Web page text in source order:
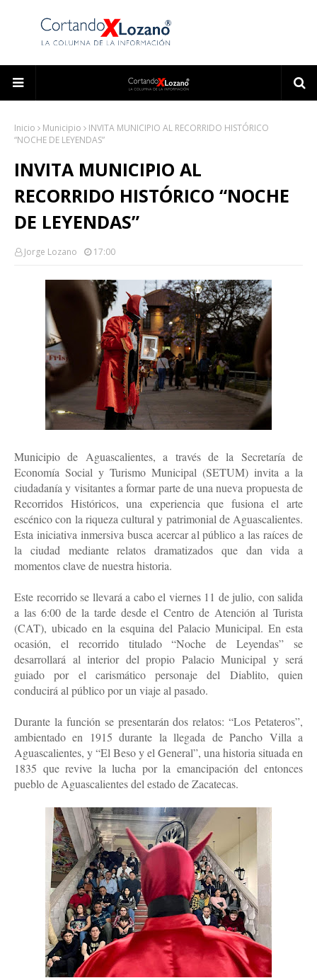
Inicio Municipio
INVITA MUNICIPIO AL RECORRIDO HISTÓRICO
“NOCHE DE LEYENDAS”
INVITA MUNICIPIO AL
RECORRIDO HISTÓRICO “NOCHE
DE LEYENDAS”
Jorge Lozano 17:00
Municipio de Aguascalientes, a través de la Secretaría de
Economía Social y Turismo Municipal (SETUM) invita a la
ciudadanía y visitantes a formar parte de una nueva propuesta de
Recorridos Históricos, una experiencia que fusiona el arte
escénico con la riqueza cultural y patrimonial de Aguascalientes.
Esta iniciativa inmersiva busca acercar al público a las raíces de
la ciudad mediante relatos dramatizados que dan vida a
momentos clave de nuestra historia.
Este recorrido se llevará a cabo el viernes 11 de julio, con salida
a las 6:00 de la tarde desde el Centro de Atención al Turista
(CAT), ubicado en la esquina del Palacio Municipal. En esta
ocasión, el recorrido titulado “Noche de Leyendas” se
desarrollará al interior del propio Palacio Municipal y será
guiado por el carismático personaje del Diablito, quien
conducirá al público por un viaje al pasado.
Durante la función se presentarán dos relatos: “Los Petateros”,
ambientado en 1915 durante la llegada de Pancho Villa a
Aguascalientes, y “El Beso y el General”, una historia situada en
1835 que revive la lucha por la emancipación del entonces
pueblo de Aguascalientes del estado de Zacatecas.